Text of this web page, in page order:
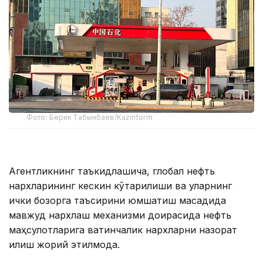
Фото: Берик Табынбаев/Kazinform
Агентликнинг таъкидлашича, глобал нефть
нархларининг кескин кўтарилиши ва уларнинг
ички бозорга таъсирини юмшатиш мақсадида
мавжуд нархлаш механизми доирасида нефть
маҳсулотларига вақтинчалик нархларни назорат
қилиш жорий этилмоқда.